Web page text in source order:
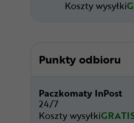
Koszty wysyłki
Punkty odbioru
Paczkomaty InPost
24/7
Koszty wysyłki